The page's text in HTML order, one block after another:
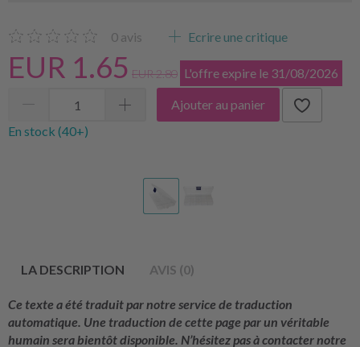
0 avis Ecrire une critique
EUR 1.65 EUR 2.80 L'offre expire le 31/08/2026
Ajouter au panier
En stock (40+)
LA DESCRIPTION AVIS (0)
Ce texte a été traduit par notre service de traduction
automatique. Une traduction de cette page par un véritable
humain sera bientôt disponible. N’hésitez pas à contacter notre